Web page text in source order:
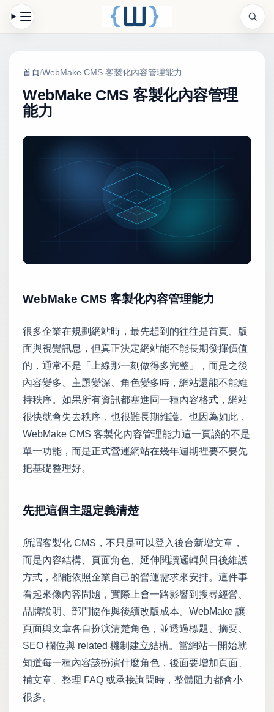
首頁/WebMake CMS 客製化內容管理能力
WebMake CMS 客製化內容管理
能力
WebMake CMS 客製化內容管理能力
很多企業在規劃網站時，最先想到的往往是首頁、版
面與視覺訊息，但真正決定網站能不能長期發揮價值
的，通常不是「上線那一刻做得多完整」，而是之後
內容變多、主題變深、角色變多時，網站還能不能維
持秩序。如果所有資訊都塞進同一種內容格式，網站
很快就會失去秩序，也很難長期維護。也因為如此，
WebMake CMS 客製化內容管理能力這一頁談的不是
單一功能，而是正式營運網站在幾年週期裡要不要先
把基礎整理好。
先把這個主題定義清楚
所謂客製化 CMS，不只是可以登入後台新增文章，
而是內容結構、頁面角色、延伸閱讀邏輯與日後維護
方式，都能依照企業自己的營運需求來安排。這件事
看起來像內容問題，實際上會一路影響到搜尋經營、
品牌說明、部門協作與後續改版成本。WebMake 讓
頁面與文章各自扮演清楚角色，並透過標題、摘要、
SEO 欄位與 related 機制建立結構。當網站一開始就
知道每一種內容該扮演什麼角色，後面要增加頁面、
補文章、整理 FAQ 或承接詢問時，整體阻力都會小
很多。